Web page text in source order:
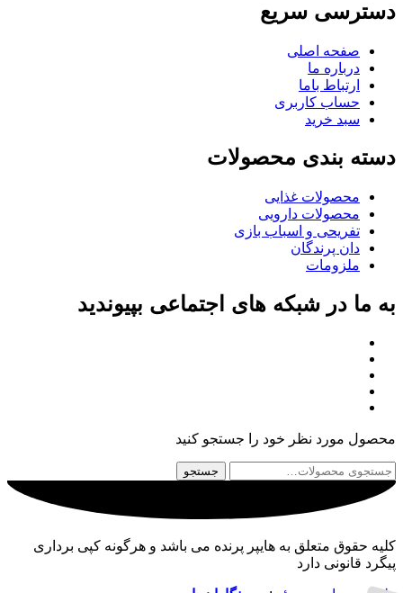
دسترسی سریع
صفحه اصلی
درباره ما
ارتباط باما
حساب کاربری
سبد خرید
دسته بندی محصولات
محصولات غذایی
محصولات دارویی
تفریحی و اسباب بازی
دان پرندگان
ملزومات
به ما در شبکه های اجتماعی بپیوندید
محصول مورد نظر خود را جستجو کنید
جستجو
برای:
جستجو
کلیه حقوق متعلق به هایپر پرنده می باشد و هرگونه کپی برداری
پیگرد قانونی دارد